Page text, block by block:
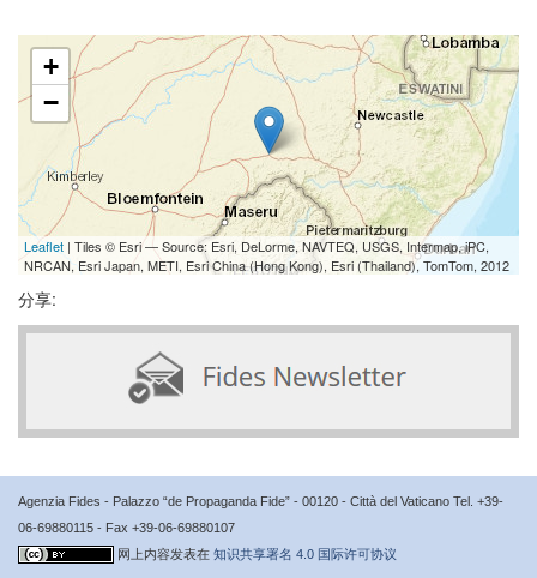
+
−
Leaflet | Tiles © Esri — Source: Esri, DeLorme, NAVTEQ, USGS, Intermap, iPC,
NRCAN, Esri Japan, METI, Esri China (Hong Kong), Esri (Thailand), TomTom, 2012
分享:
Agenzia Fides - Palazzo “de Propaganda Fide” - 00120 - Città del Vaticano Tel. +39-
06-69880115 - Fax +39-06-69880107
网上内容发表在 知识共享署名 4.0 国际许可协议